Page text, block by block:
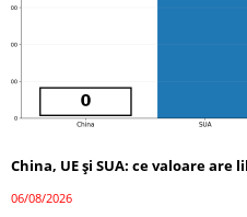
China, UE și SUA: ce valoare
06/08/2026